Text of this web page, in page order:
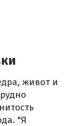
живот и
"Я